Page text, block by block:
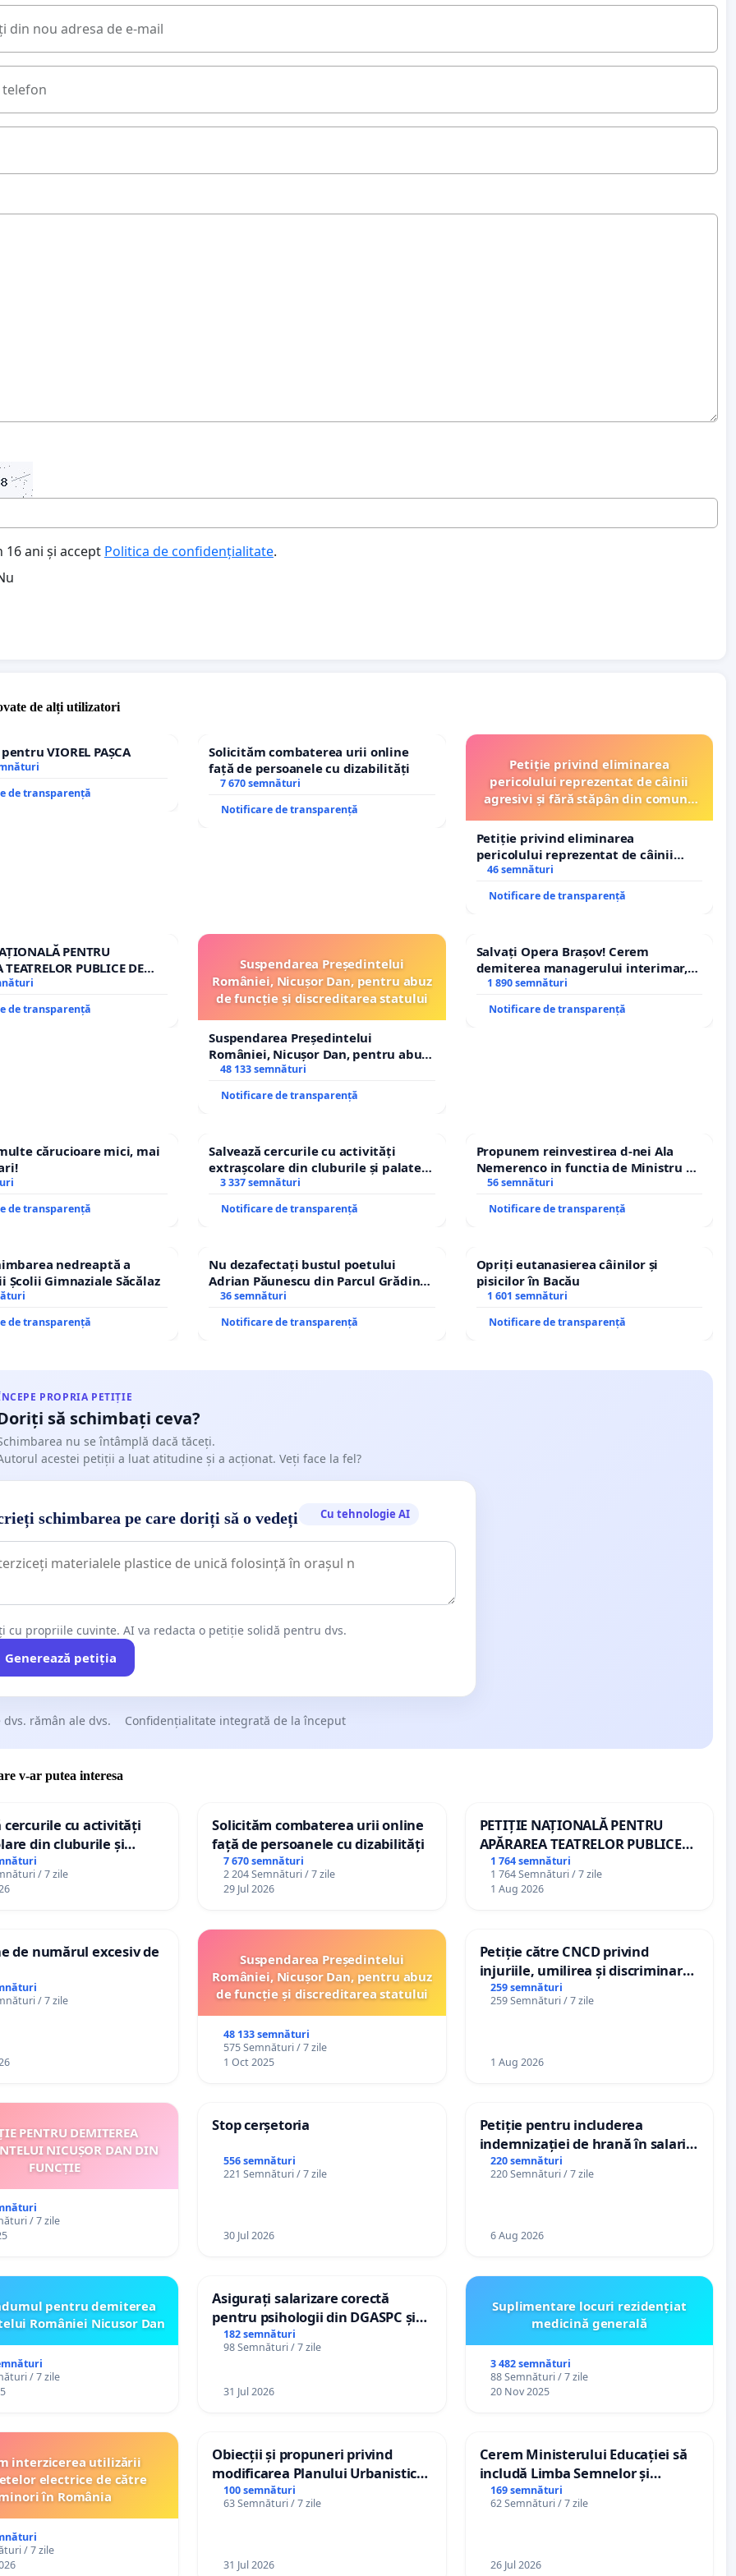
din nou adresa de e-mail
16 ani și accept Politica de confidențialitate.
de alți utilizatori
VIOREL PAȘCA
de transparență
Solicităm combaterea urii online
față de persoanele cu dizabilități
7 670 semnături
Notificare de transparență
Petiție privind eliminarea
pericolului reprezentat de câinii
agresivi și fără stăpân din comuna
Petiție privind eliminarea
pericolului reprezentat de câinii
agresivi și fără stăpân din comuna
46 semnături
Notificare de transparență
PENTRU
TEATRELOR PUBLICE DE
DIN ROMÂNIA
de transparență
Suspendarea Președintelui
României, Nicușor Dan, pentru abuz
de funcție și discreditarea statului
Suspendarea Președintelui
României, Nicușor Dan, pentru abuz
de funcție și discreditarea statului
48 133 semnături
Notificare de transparență
Salvați Opera Brașov! Cerem
demiterea managerului interimar,
Petrean Lucian-Marius!
1 890 semnături
Notificare de transparență
cărucioare mici, mai
de transparență
Salvează cercurile cu activități
extrașcolare din cluburile și palatele
copiilor
3 337 semnături
Notificare de transparență
Propunem reinvestirea d-nei Ala
Nemerenco in functia de Ministru al
Sanatatii
56 semnături
Notificare de transparență
nedreaptă a
Școlii Gimnaziale Săcălaz
de transparență
Nu dezafectați bustul poetului
Adrian Păunescu din Parcul Grădina
Icoanei! Stop cenzurii culturale!
36 semnături
Notificare de transparență
Opriți eutanasierea câinilor și
pisicilor în Bacău
1 601 semnături
Notificare de transparență
PROPRIA PETIȚIE
să schimbați ceva?
nu se întâmplă dacă tăceți.
acestei petiții a luat atitudine și a acționat. Veți face la fel?
schimbarea pe care doriți să o vedeți Cu tehnologie AI
cu propriile cuvinte. AI va redacta o petiție solidă pentru dvs.
Generează petiția
dvs. rămân ale dvs. Confidențialitate integrată de la început
v-ar putea interesa
cercurile cu activități
din cluburile și
/ 7 zile
Solicităm combaterea urii online
față de persoanele cu dizabilități
7 670 semnături
2 204 Semnături / 7 zile
29 Jul 2026
PETIȚIE NAȚIONALĂ PENTRU
APĂRAREA TEATRELOR PUBLICE
DE REPERTORIU DIN ROMÂNIA
1 764 semnături
1 764 Semnături / 7 zile
1 Aug 2026
de numărul excesiv de
/ 7 zile
Suspendarea Președintelui
României, Nicușor Dan, pentru abuz
de funcție și discreditarea statului
48 133 semnături
575 Semnături / 7 zile
1 Oct 2025
Petiție către CNCD privind
injuriile, umilirea și discriminarea
persoanelor cu dizabilități de
către utilizatorul TikTok „Gorici”
259 semnături
259 Semnături / 7 zile
1 Aug 2026
PENTRU DEMITEREA
NICUȘOR DAN DIN
FUNCȚIE
/ 7 zile
Stop cerșetoria
556 semnături
221 Semnături / 7 zile
30 Jul 2026
Petiție pentru includerea
indemnizației de hrană în salariul
de bază și protejarea gradațiilor
de vechime pentru asistenții
220 semnături
220 Semnături / 7 zile
6 Aug 2026
pentru demiterea
României Nicusor Dan
/ 7 zile
Asigurați salarizare corectă
pentru psihologii din DGASPC și
spitale
182 semnături
98 Semnături / 7 zile
31 Jul 2026
Suplimentare locuri rezidențiat
medicină generală
3 482 semnături
88 Semnături / 7 zile
20 Nov 2025
interzicerea utilizării
electrice de către
în România
/ 7 zile
Obiecții și propuneri privind
modificarea Planului Urbanistic
General al orașului Ialoveni
100 semnături
63 Semnături / 7 zile
31 Jul 2026
Cerem Ministerului Educației să
includă Limba Semnelor și
alfabetul Braille în școlile din
Republica Moldova!
169 semnături
62 Semnături / 7 zile
26 Jul 2026